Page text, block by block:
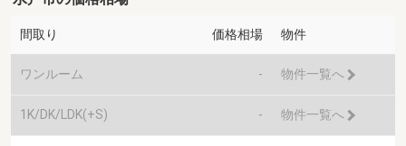
間取り 価格相場 物件
ワンルーム - 物件一覧へ
1K/DK/LDK(+S) - 物件一覧へ